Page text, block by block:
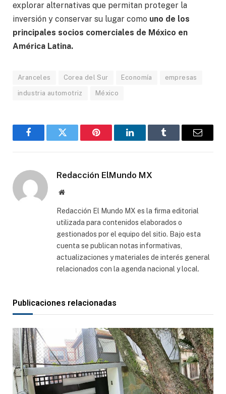
explorar alternativas que permitan proteger la
inversión y conservar su lugar como uno de los
principales socios comerciales de México en
América Latina.
Aranceles Corea del Sur Economía empresas
industria automotriz México
FacebookGorjeo Pinterest LinkedInTumblr
Correo
Redacción ElMundo MX
Sitio
Redacción El Mundo MX es la firma editorial
utilizada para contenidos elaborados o
gestionados por el equipo del sitio. Bajo esta
cuenta se publican notas informativas,
actualizaciones y materiales de interés general
relacionados con la agenda nacional y local.
Publicaciones relacionadas